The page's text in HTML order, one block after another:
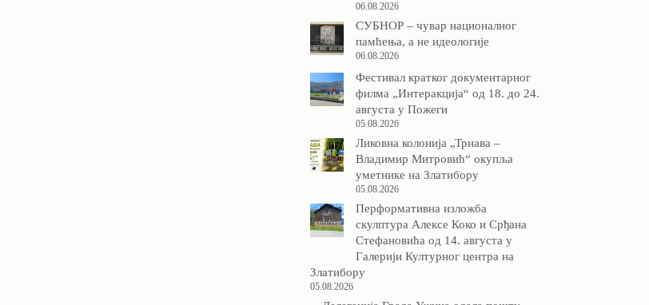
06.08.2026
СУБНОР – чувар националног
памћења, а не идеологије
06.08.2026
Фестивал кратког документарног
филма „Интеракција“ од 18. до 24.
августа у Пожеги
05.08.2026
Ликовна колонија „Трнава –
Владимир Митровић“ окупља
уметнике на Златибору
05.08.2026
Перформативна изложба
скулптура Алексе Коко и Срђана
Стефановића од 14. августа у
Галерији Културног центра на
Златибору
05.08.2026